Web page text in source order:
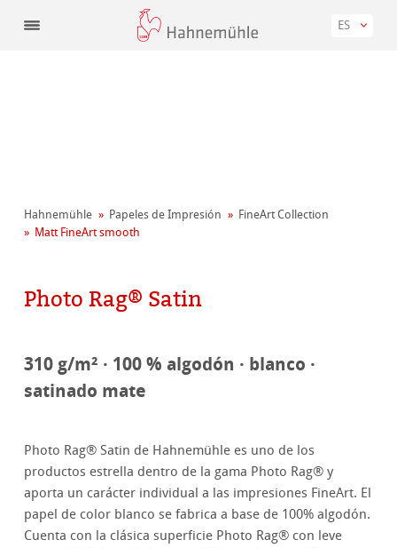
ES
Hahnemühle Papeles de Impresión
FineArt Collection
Matt FineArt smooth
Photo Rag® Satin
310 g/m² · 100 % algodón · blanco ·
satinado mate
Photo Rag® Satin de Hahnemühle es uno de los
productos estrella dentro de la gama Photo Rag® y
aporta un carácter individual a las impresiones FineArt. El
papel de color blanco se fabrica a base de 100% algodón.
Cuenta con la clásica superficie Photo Rag® con leve